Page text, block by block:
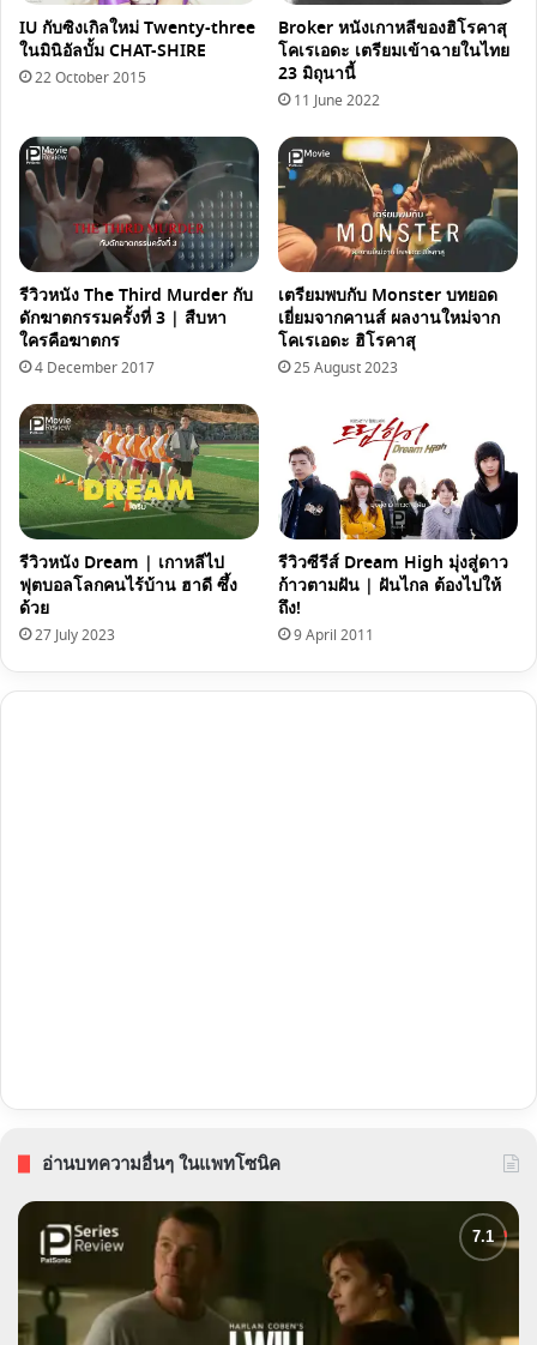
อะไร
IU กับซิงเกิลใหม่ Twenty-three
ในมินิอัลบั้ม CHAT-SHIRE
22 October 2015
Broker หนังเกาหลีของฮิโรคาสุ
โคเรเอดะ เตรียมเข้าฉายในไทย
23 มิถุนานี้
11 June 2022
รีวิวหนัง The Third Murder กับ
ดักฆาตกรรมครั้งที่ 3 | สืบหา
ใครคือฆาตกร
4 December 2017
เตรียมพบกับ Monster บทยอด
เยี่ยมจากคานส์ ผลงานใหม่จาก
โคเรเอดะ ฮิโรคาสุ
25 August 2023
รีวิวหนัง Dream | เกาหลีไป
ฟุตบอลโลกคนไร้บ้าน ฮาดี ซึ้ง
ด้วย
27 July 2023
รีวิวซีรีส์ Dream High มุ่งสู่ดาว
ก้าวตามฝัน | ฝันไกล ต้องไปให้
ถึง!
9 April 2011
อ่านบทความอื่นๆ ในแพทโซนิค